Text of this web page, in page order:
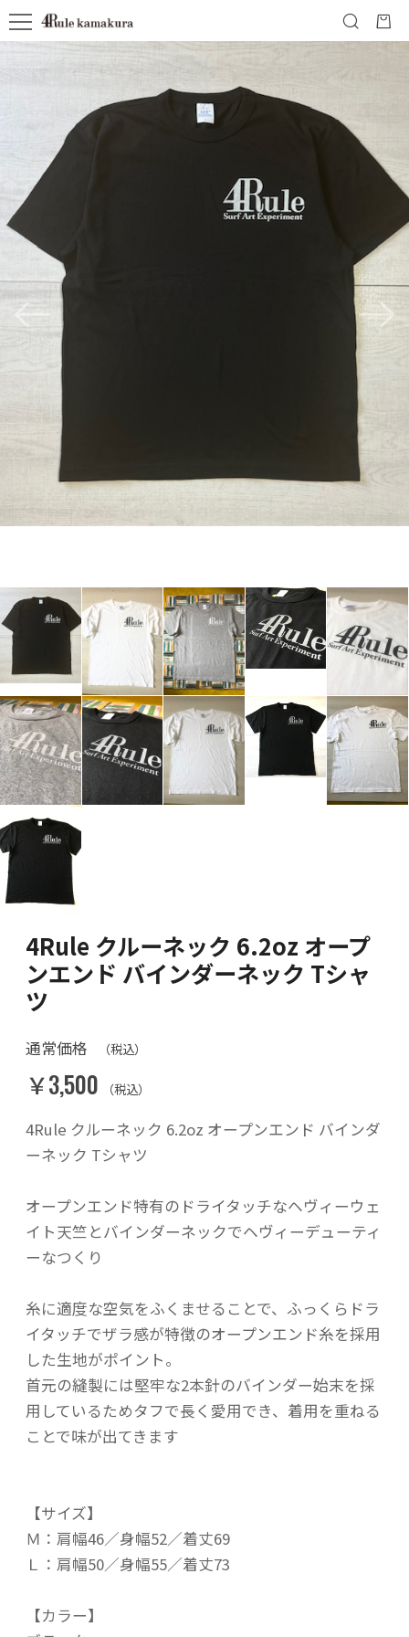
4Rule クルーネック 6.2oz オープ
ンエンド バインダーネック Tシャ
ツ
通常価格 （税込）
￥3,500 （税込）
4Rule クルーネック 6.2oz オープンエンド バインダ
ーネック Tシャツ
オープンエンド特有のドライタッチなヘヴィーウェ
イト天竺とバインダーネックでヘヴィーデューティ
ーなつくり
糸に適度な空気をふくませることで、ふっくらドラ
イタッチでザラ感が特徴のオープンエンド糸を採用
した生地がポイント。
首元の縫製には堅牢な2本針のバインダー始末を採
用しているためタフで長く愛用でき、着用を重ねる
ことで味が出てきます
【サイズ】
Ｍ：肩幅46／身幅52／着丈69
Ｌ：肩幅50／身幅55／着丈73
【カラー】